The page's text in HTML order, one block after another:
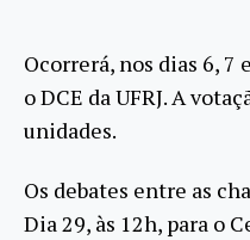
Ocorrerá, nos dias 6, 7
o DCE da UFRJ. A
unidades.
Os debates entre as
Dia 29, às 12h, para o